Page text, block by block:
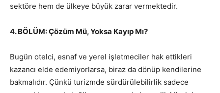
sektöre hem de ülkeye büyük zarar vermektedir.
4. BÖLÜM: Çözüm Mü, Yoksa Kayıp Mı?
Bugün otelci, esnaf ve yerel işletmeciler hak ettikleri
kazancı elde edemiyorlarsa, biraz da dönüp kendilerine
bakmalıdır. Çünkü turizmde sürdürülebilirlik sadece